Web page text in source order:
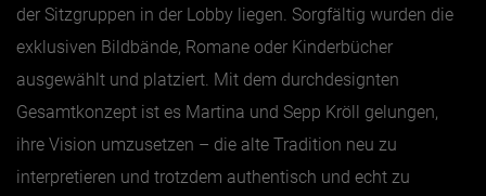
der Sitzgruppen in der Lobby liegen. Sorgfältig wurden die
exklusiven Bildbände, Romane oder Kinderbücher
ausgewählt und platziert. Mit dem durchdesignten
Gesamtkonzept ist es Martina und Sepp Kröll gelungen,
ihre Vision umzusetzen – die alte Tradition neu zu
interpretieren und trotzdem authentisch und echt zu